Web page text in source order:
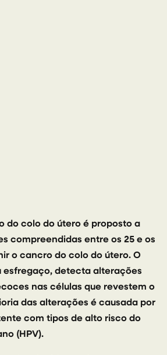
do colo do útero é proposto a
compreendidas entre os 25 e os
o cancro do colo do útero. O
esfregaço, detecta alterações
nas células que revestem o
das alterações é causada por
com tipos de alto risco do
(HPV).